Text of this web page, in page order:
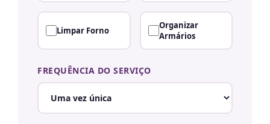
Limpar Forno
Organizar
Armários
FREQUÊNCIA DO SERVIÇO